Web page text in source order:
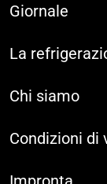
Giornale
La
Chi siamo
Condizioni di